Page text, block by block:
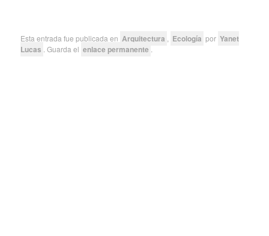
Esta entrada fue publicada en Arquitectura Ecología por Yanet
Lucas . Guarda el enlace permanente